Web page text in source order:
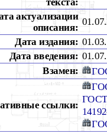
актуализации
описания:
Дата издания:
Дата введения:
Взамен:
ссылки:
ГОСТ